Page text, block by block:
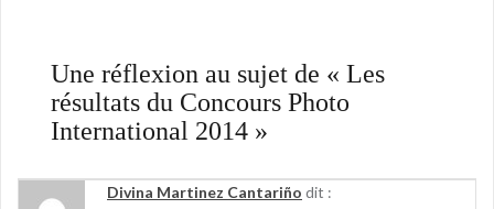
Une réflexion au sujet de « Les
résultats du Concours Photo
International 2014 »
Divina Martinez Cantariño dit :